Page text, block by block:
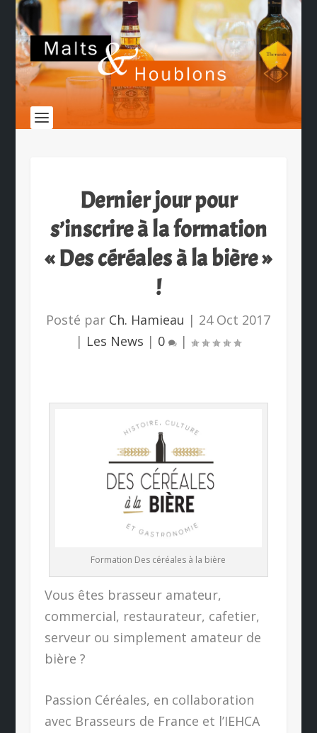
Dernier jour pour
s’inscrire à la formation
« Des céréales à la bière »
!
Posté par Ch. Hamieau | 24 Oct 2017
| Les News | 0 |
Formation Des céréales à la bière
Vous êtes brasseur amateur,
commercial, restaurateur, cafetier,
serveur ou simplement amateur de
bière ?
Passion Céréales, en collaboration
avec Brasseurs de France et l’IEHCA